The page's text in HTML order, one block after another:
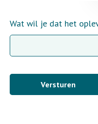
Wat wil je dat het
Versturen